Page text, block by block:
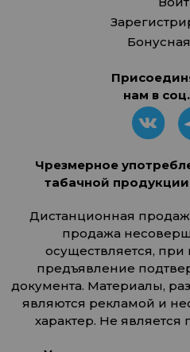
нам в
Чрезмерное
табачной
Дистанционная
продажа
осуществляется, при
предъявление
документа. Материалы,
являются рекламой и
характер. Не